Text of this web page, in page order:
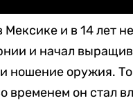
и в 14 лет
и начал
ношение оружия.
временем он стал